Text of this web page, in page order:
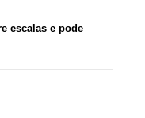
escalas e pode